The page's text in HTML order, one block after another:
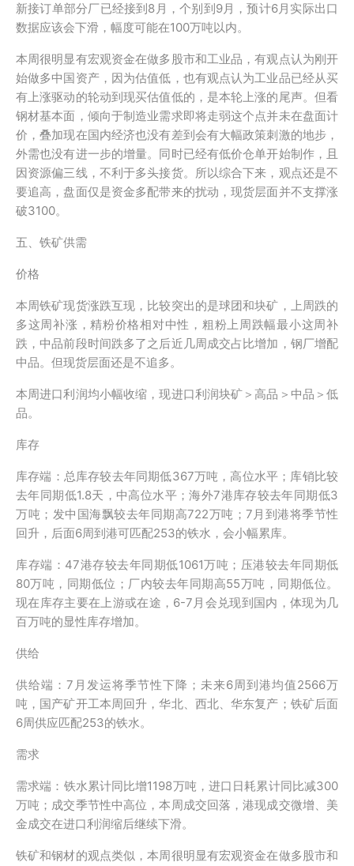
新接订单部分厂已经接到8月，个别到9月，预计6月实际出口
数据应该会下滑，幅度可能在100万吨以内。
本周很明显有宏观资金在做多股市和工业品，有观点认为刚开
始做多中国资产，因为估值低，也有观点认为工业品已经从买
有上涨驱动的轮动到现买估值低的，是本轮上涨的尾声。但看
钢材基本面，倾向于制造业需求即将走弱这个点并未在盘面计
价，叠加现在国内经济也没有差到会有大幅政策刺激的地步，
外需也没有进一步的增量。同时已经有低价仓单开始制作，且
因资源偏三线，不利于多头接货。所以综合下来，观点还是不
要追高，盘面仅是资金多配带来的扰动，现货层面并不支撑涨
破3100。
五、铁矿供需
价格
本周铁矿现货涨跌互现，比较突出的是球团和块矿，上周跌的
多这周补涨，精粉价格相对中性，粗粉上周跌幅最小这周补
跌，中品前段时间跌多了之后近几周成交占比增加，钢厂增配
中品。但现货层面还是不追多。
本周进口利润均小幅收缩，现进口利润块矿＞高品＞中品＞低
品。
库存
库存端：总库存较去年同期低367万吨，高位水平；库销比较
去年同期低1.8天，中高位水平；海外7港库存较去年同期低3
万吨；发中国海飘较去年同期高722万吨；7月到港将季节性
回升，后面6周到港可匹配253的铁水，会小幅累库。
库存端：47港存较去年同期低1061万吨；压港较去年同期低
80万吨，同期低位；厂内较去年同期高55万吨，同期低位。
现在库存主要在上游或在途，6-7月会兑现到国内，体现为几
百万吨的显性库存增加。
供给
供给端：7月发运将季节性下降；未来6周到港均值2566万
吨，国产矿开工本周回升，华北、西北、华东复产；铁矿后面
6周供应匹配253的铁水。
需求
需求端：铁水累计同比增1198万吨，进口日耗累计同比减300
万吨；成交季节性中高位，本周成交回落，港现成交微增、美
金成交在进口利润缩后继续下滑。
铁矿和钢材的观点类似，本周很明显有宏观资金在做多股市和